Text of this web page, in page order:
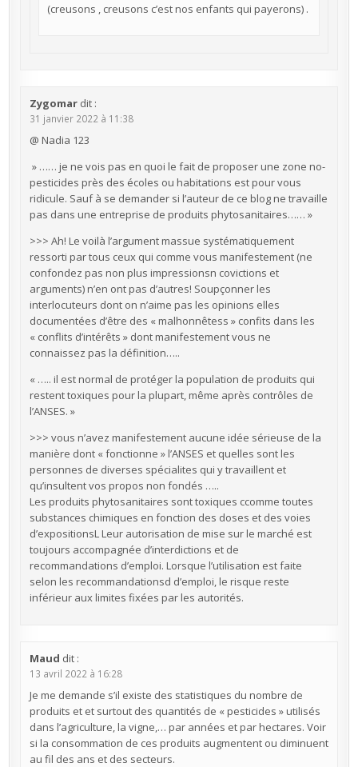
(creusons , creusons c’est nos enfants qui payerons) .
Zygomar dit :
31 janvier 2022 à 11:38
@ Nadia 123
» …… je ne vois pas en quoi le fait de proposer une zone no-
pesticides près des écoles ou habitations est pour vous
ridicule. Sauf à se demander si l’auteur de ce blog ne travaille
pas dans une entreprise de produits phytosanitaires…… »
>>> Ah! Le voilà l’argument massue systématiquement
ressorti par tous ceux qui comme vous manifestement (ne
confondez pas non plus impressionsn covictions et
arguments) n’en ont pas d’autres! Soupçonner les
interlocuteurs dont on n’aime pas les opinions elles
documentées d’être des « malhonnêtess » confits dans les
« conflits d’intérêts » dont manifestement vous ne
connaissez pas la définition…..
« ….. il est normal de protéger la population de produits qui
restent toxiques pour la plupart, même après contrôles de
l’ANSES. »
>>> vous n’avez manifestement aucune idée sérieuse de la
manière dont « fonctionne » l’ANSES et quelles sont les
personnes de diverses spécialites qui y travaillent et
qu’insultent vos propos non fondés …..
Les produits phytosanitaires sont toxiques ccomme toutes
substances chimiques en fonction des doses et des voies
d’expositionsL Leur autorisation de mise sur le marché est
toujours accompagnée d’interdictions et de
recommandations d’emploi. Lorsque l’utilisation est faite
selon les recommandationsd d’emploi, le risque reste
inférieur aux limites fixées par les autorités.
Maud dit :
13 avril 2022 à 16:28
Je me demande s’il existe des statistiques du nombre de
produits et et surtout des quantités de « pesticides » utilisés
dans l’agriculture, la vigne,… par années et par hectares. Voir
si la consommation de ces produits augmentent ou diminuent
au fil des ans et des secteurs.